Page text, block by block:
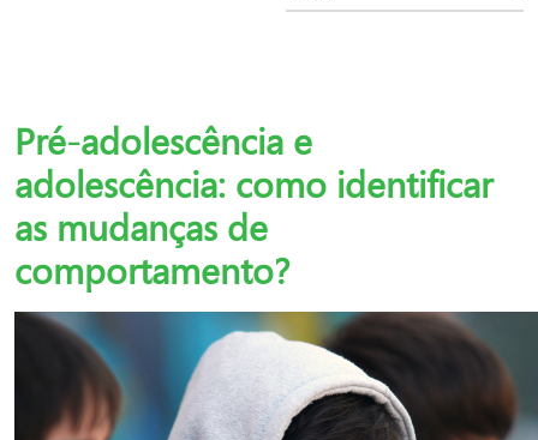
Pré-adolescência e
adolescência: como identificar
as mudanças de
comportamento?